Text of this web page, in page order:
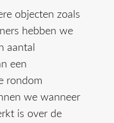
objecten zoals
hebben we
aantal
een
rondom
we wanneer
is over de